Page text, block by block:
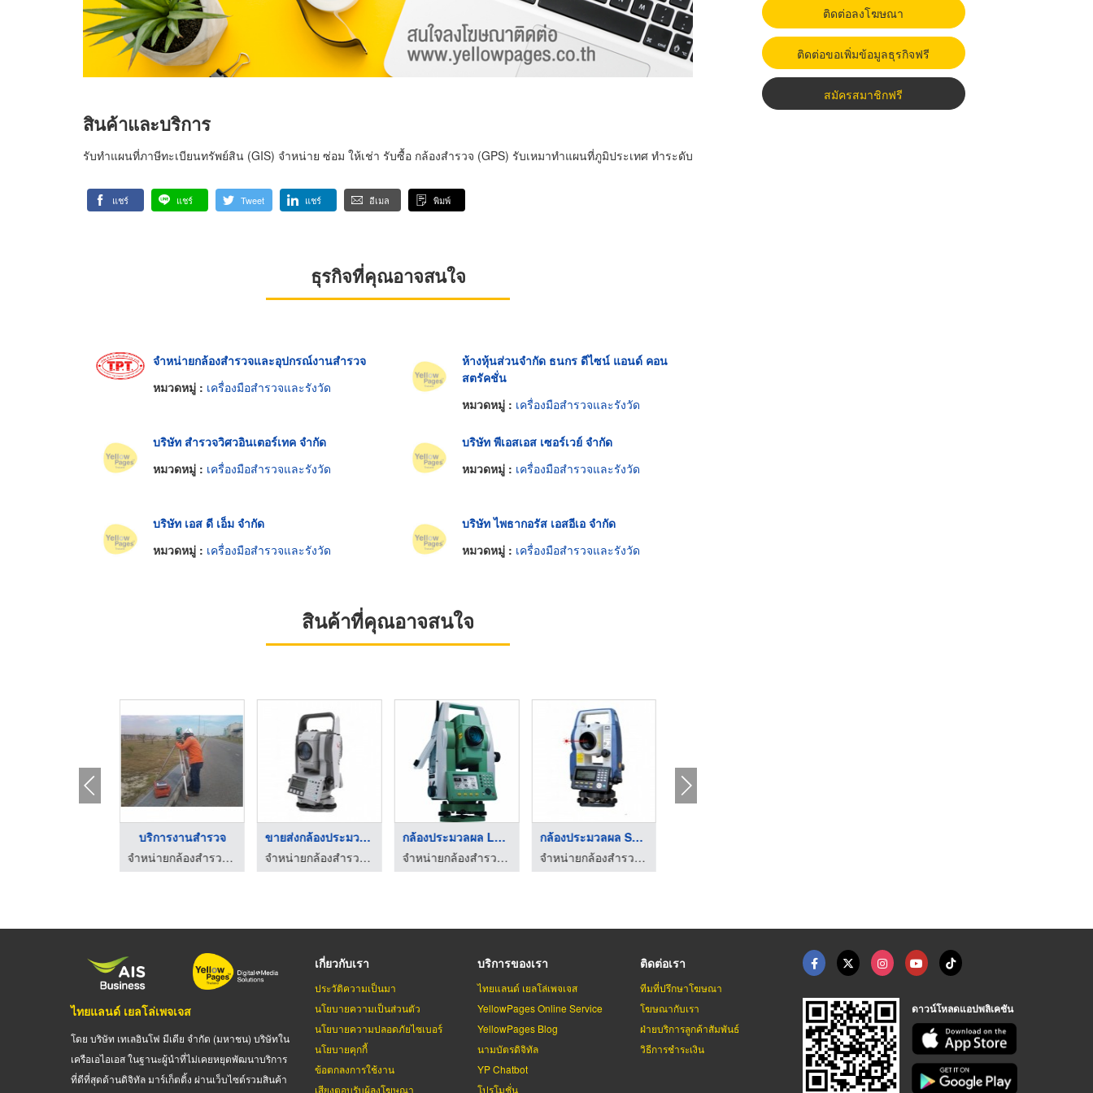
สินค้าและบริการ
รับทำแผนที่ภาษีทะเบียนทรัพย์สิน (GIS) จำหน่าย ซ่อม ให้เช่า รับซื้อ กล้องสำรวจ (GPS) รับเหมาทำแผนที่ภูมิประเทศ ทำระดับ
แชร์ แชร์ Tweet แชร์ อีเมล พิมพ์
ธุรกิจที่คุณอาจสนใจ
จำหน่ายกล้องสำรวจและอุปกรณ์งานสำรวจ
หมวดหมู่ : เครื่องมือสำรวจและรังวัด
ห้างหุ้นส่วนจำกัด ธนกร ดีไซน์ แอนด์ คอน
สตรัคชั่น
หมวดหมู่ : เครื่องมือสำรวจและรังวัด
บริษัท สำรวจวิศวอินเตอร์เทค จำกัด
หมวดหมู่ : เครื่องมือสำรวจและรังวัด
บริษัท พีเอสเอส เซอร์เวย์ จำกัด
หมวดหมู่ : เครื่องมือสำรวจและรังวัด
บริษัท เอส ดี เอ็ม จำกัด
หมวดหมู่ : เครื่องมือสำรวจและรังวัด
บริษัท ไพธากอรัส เอสอีเอ จำกัด
หมวดหมู่ : เครื่องมือสำรวจและรังวัด
สินค้าที่คุณอาจสนใจ
บริการงานสำรวจ
จำหน่ายกล้องสำรวจและอุปกรณ์งานสำรวจ
ขายส่งกล้องประมวลผล ...
จำหน่ายกล้องสำรวจและอุปกรณ์งานสำรวจ
กล้องประมวลผล Leica ...
จำหน่ายกล้องสำรวจและอุปกรณ์งานสำรวจ
กล้องประมวลผล Sokkia
จำหน่ายกล้องสำรวจและอุปกรณ์งานสำรวจ
ติดต่อลงโฆษณา
ติดต่อขอเพิ่มข้อมูลธุรกิจฟรี
สมัครสมาชิกฟรี
ไทยแลนด์ เยลโล่เพจเจส
โดย บริษัท เทเลอินโฟ มีเดีย จำกัด (มหาชน) บริษัทใน
เครือเอไอเอส ในฐานะผู้นำที่ไม่เคยหยุดพัฒนาบริการ
ที่ดีที่สุดด้านดิจิทัล มาร์เก็ตติ้ง ผ่านเว็บไซต์รวมสินค้า
เกี่ยวกับเรา
ประวัติความเป็นมา
นโยบายความเป็นส่วนตัว
นโยบายความปลอดภัยไซเบอร์
นโยบายคุกกี้
ข้อตกลงการใช้งาน
เสียงตอบรับผู้ลงโฆษณา
บริการของเรา
ไทยแลนด์ เยลโล่เพจเจส
YellowPages Online Service
YellowPages Blog
นามบัตรดิจิทัล
YP Chatbot
โปรโมชั่น
ติดต่อเรา
ทีมที่ปรึกษาโฆษณา
โฆษณากับเรา
ฝ่ายบริการลูกค้าสัมพันธ์
วิธีการชำระเงิน
ดาวน์โหลดแอปพลิเคชัน